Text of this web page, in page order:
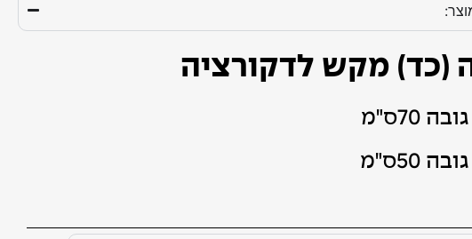
(כד) מקש לדקורציה
70ס"מ
50ס"מ